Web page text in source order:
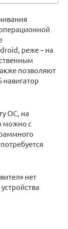
реже – на
позволяют
навигатор
ОС, на
можно с
нет